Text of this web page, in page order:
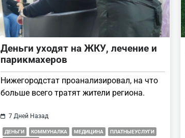
Деньги уходят на ЖКУ, лечение и
парикмахеров
Нижегородстат проанализировал, на что
больше всего тратят жители региона.
7 Дней Назад
ДЕНЬГИ КОММУНАЛКА МЕДИЦИНА
ПЛАТНЫЕУСЛУГИ